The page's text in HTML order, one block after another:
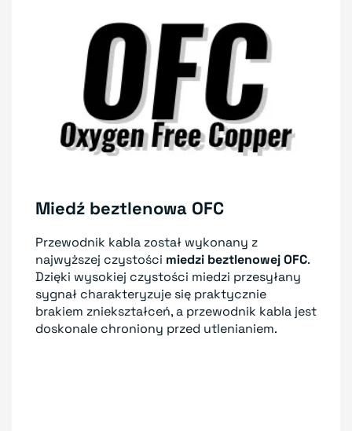
Miedź beztlenowa OFC
Przewodnik kabla został wykonany z
najwyższej czystości miedzi beztlenowej OFC.
Dzięki wysokiej czystości miedzi przesyłany
sygnał charakteryzuje się praktycznie
brakiem zniekształceń, a przewodnik kabla jest
doskonale chroniony przed utlenianiem.